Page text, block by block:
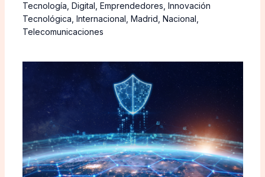
Tecnología Digital Emprendedores Innovación
Tecnológica Internacional Madrid Nacional
Telecomunicaciones